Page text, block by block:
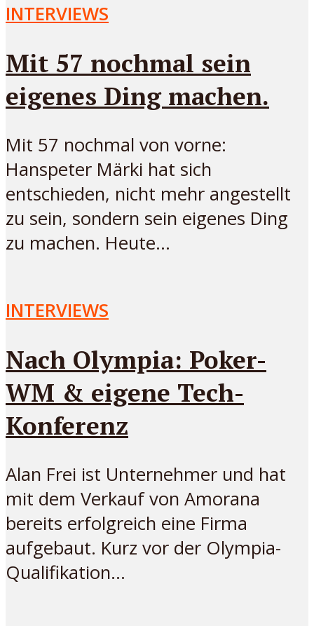
INTERVIEWS
Mit 57 nochmal sein
eigenes Ding machen.
Mit 57 nochmal von vorne:
Hanspeter Märki hat sich
entschieden, nicht mehr angestellt
zu sein, sondern sein eigenes Ding
zu machen. Heute...
INTERVIEWS
Nach Olympia: Poker-
WM & eigene Tech-
Konferenz
Alan Frei ist Unternehmer und hat
mit dem Verkauf von Amorana
bereits erfolgreich eine Firma
aufgebaut. Kurz vor der Olympia-
Qualifikation...